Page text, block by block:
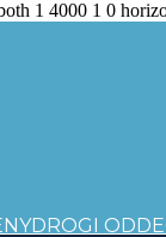
1 4000 1 0
DROGI